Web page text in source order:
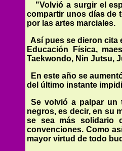
"Volvió a surgir el
compartir unos días de
por las artes marciales.
Así pues se dieron cita
Educación Física,
Taekwondo, Nin Jutsu,
En este año se
del último instante
Se volvió a palpar un
negros, es decir, en su
se sea más solidario
convenciones. Como
mayor virtud de todo